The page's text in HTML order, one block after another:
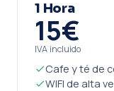
1 Hora
15€
IVA incluido
Cafe y té de
WIFI de alta